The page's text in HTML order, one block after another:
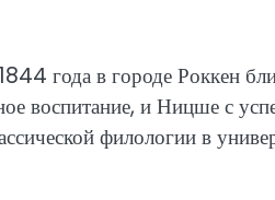
года в городе Роккен
воспитание, и Ницше с
филологии в